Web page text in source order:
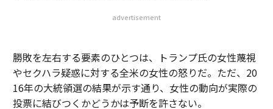
advertisement
勝敗を左右する要素のひとつは、トランプ氏の女性蔑視
やセクハラ疑惑に対する全米の女性の怒りだ。ただ、20
16年の大統領選の結果が示す通り、女性の動向が実際の
投票に結びつくかどうかは予断を許さない。